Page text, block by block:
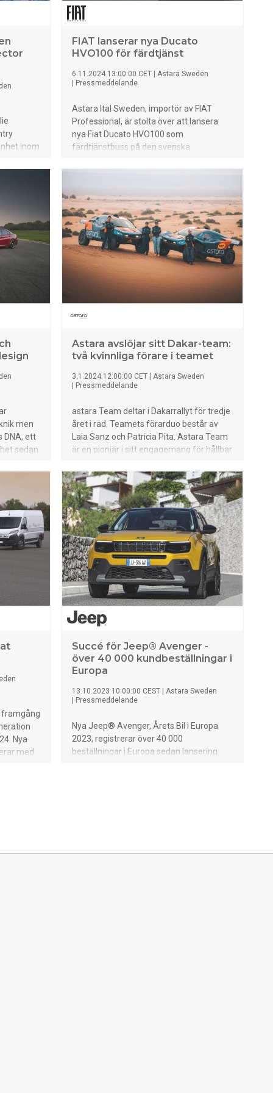
22 juni
och
och
inom
Cecilie
fyra
för
med
både
breda
på
Fiat
FIAT lanserar nya Ducato
HVO100 för färdtjänst
6.11.2024 13:00:00 CET
Astara Sweden
Pressmeddelande
Astara Ital Sweden, importör av FIAT
Professional, är stolta över att lansera
nya Fiat Ducato HVO100 som
färdtjänstbuss på den svenska
inom säkerhet, komfort och effektivitet.
men
DNA, ett
sedan
En
den
"Alfa
NFT-
och
och
är
och
Astara avslöjar sitt Dakar-team:
två kvinnliga förare i teamet
3.1.2024 12:00:00 CET
Astara Sweden
Pressmeddelande
astara Team deltar i Dakarrallyt för tredje
året i rad. Teamets förarduo består av
Laia Sanz och Patricia Pita. Astara Team
är en pionjär i sitt engagemang för hållbar
framgång
Nya
med
Succé för Jeep® Avenger -
över 40 000 kundbeställningar i
Europa
13.10.2023 10:00:00 CEST
Astara Sweden
Pressmeddelande
Nya Jeep® Avenger, Årets Bil i Europa
2023, registrerar över 40 000
beställningar i Europa sedan lansering.